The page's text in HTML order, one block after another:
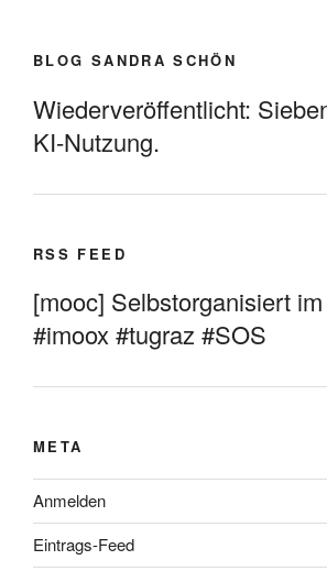
BLOG SANDRA SCHÖN
Wiederveröffentlicht:
KI-Nutzung.
RSS FEED
[mooc] Selbstorganisiert
#imoox #tugraz #SOS
META
Anmelden
Eintrags-Feed